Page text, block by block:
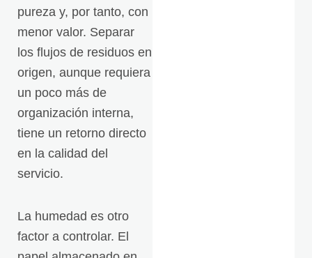
pureza y, por tanto, con
menor valor. Separar
los flujos de residuos en
origen, aunque requiera
un poco más de
organización interna,
tiene un retorno directo
en la calidad del
servicio.
La humedad es otro
factor a controlar. El